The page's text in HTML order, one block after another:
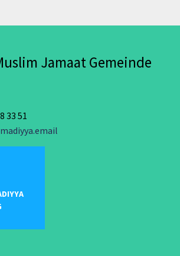
Jamaat Gemeinde
33 51